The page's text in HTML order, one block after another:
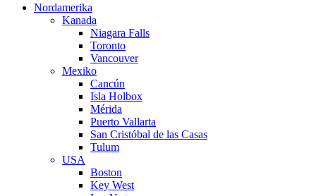
Nordamerika
Kanada
Niagara Falls
Toronto
Vancouver
Mexiko
Cancún
Isla Holbox
Mérida
Puerto Vallarta
San Cristóbal de las Casas
Tulum
USA
Boston
Key West